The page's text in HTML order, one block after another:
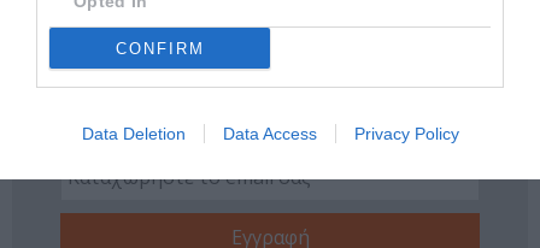
CONFIRM
Data Deletion Data Access Privacy Policy
Newsletter
την Τέχνη και τον Πολιτισμό!